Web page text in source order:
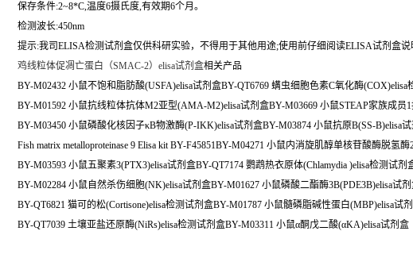
保存条件:2~8*C,温度6摄氏度,有效期6个月。
检测波长:450nm
提示:我司ELISA检测试剂盒仅供科研实验，不得用于其他用途;使用前仔细阅读ELISA试剂盒说
鸡线粒体促凋亡蛋白（SMAC-2）elisa试剂盒相关产品
BY-M02432 小鼠不饱和脂肪酸(USFA)elisa试剂盒BY-QT6769 螨虫细胞色素C氧化酶(COX)elisa
BY-M01592 小鼠抗线粒体抗体M2亚型(AMA-M2)elisa试剂盒BY-M03669 小鼠STEAP家族成员1
BY-M03450 小鼠磷酸化核因子κB物激酶(P-IKK)elisa试剂盒BY-M03874 小鼠抗原B(SS-B)elisa
Fish matrix metalloproteinase 9 Elisa kit BY-F45851BY-M04271 小鼠内消旋肌醇单核苷酸酶脱氢
BY-M03593 小鼠五聚素3(PTX3)elisa试剂盒BY-QT7174 鹦鹉热衣原体(Chlamydia )elisa检测试剂
BY-M02284 小鼠自然杀伤细胞(NK)elisa试剂盒BY-M01627 小鼠磷酸二酯酶3B(PDE3B)elisa试
BY-QT6821 猫可的松(Cortisone)elisa检测试剂盒BY-M01787 小鼠髓磷脂碱性蛋白(MBP)elisa试
BY-QT7039 土壤亚盐还原酶(NiRs)elisa检测试剂盒BY-M03311 小鼠α酮戊二酸(αKA)elisa试剂盒